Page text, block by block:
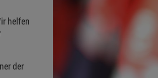
helfen
der